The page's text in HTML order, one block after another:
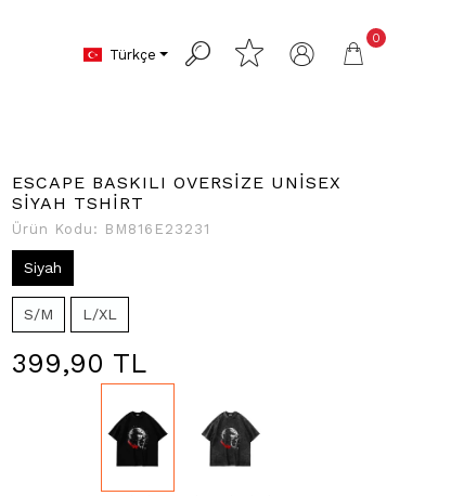
Türkçe
0
ESCAPE BASKILI OVERSİZE UNİSEX
SİYAH TSHİRT
Ürün Kodu: BM816E23231
Siyah
S/M L/XL
399,90 TL